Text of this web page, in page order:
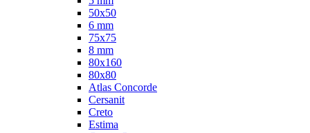
50x50
6 mm
75х75
8 mm
80x160
80x80
Atlas Concorde
Cersanit
Creto
Estima